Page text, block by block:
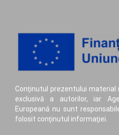
Conţinutul prezentului
exclusivă a autorilor, iar
Europeană nu sunt
folosit conţinutul informaţiei.